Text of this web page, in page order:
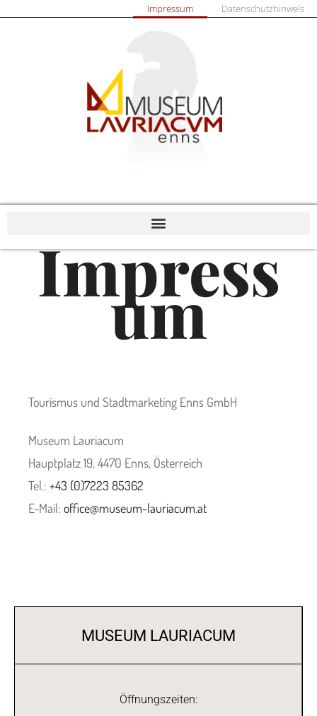
Impressum Datenschutzhinweis
Impress
um
Tourismus und Stadtmarketing Enns GmbH
Museum Lauriacum
Hauptplatz 19, 4470 Enns, Österreich
Tel.: +43 (0)7223 85362
E-Mail: office@museum-lauriacum.at
MUSEUM LAURIACUM
Öffnungszeiten: